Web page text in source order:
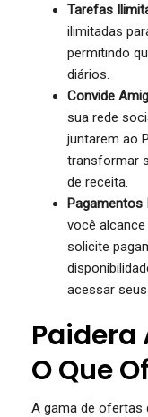
Tarefas
ilimitadas
permitindo
diários.
Convide
sua rede
juntarem ao
transformar
de receita.
Pagamentos
você
solicite
acessar
Paidera
O Que
A gama de ofertas